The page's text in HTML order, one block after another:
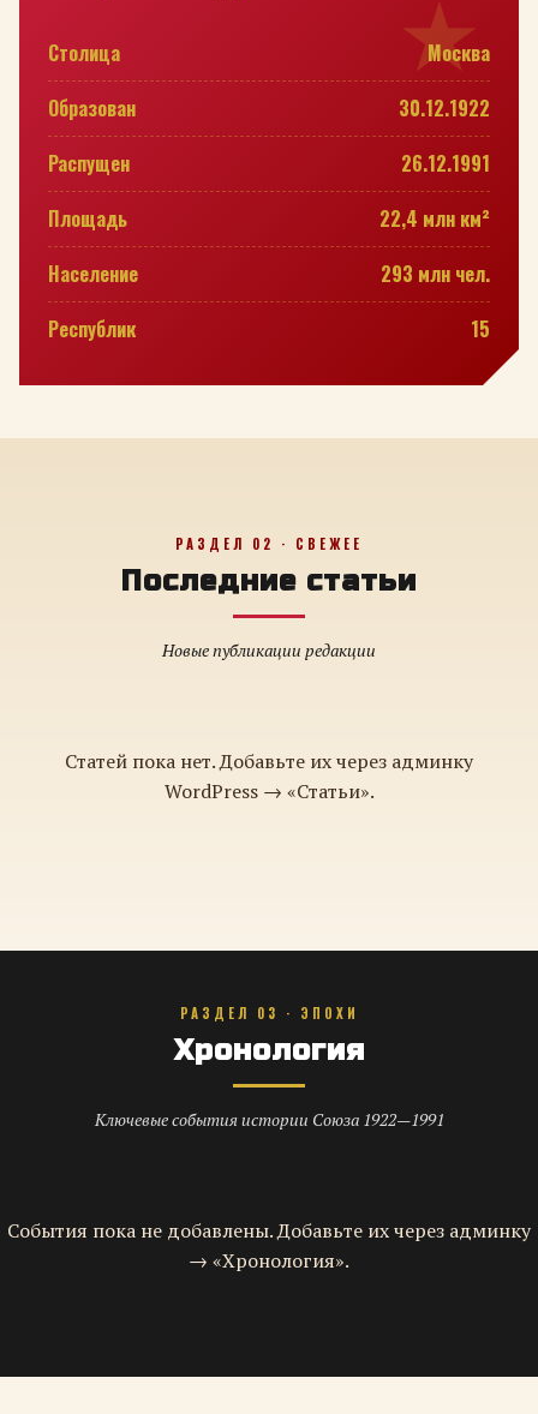
Столица
Москва
Образован
30.12.1922
Распущен
26.12.1991
Площадь
22,4 млн км²
Население
293 млн чел.
Республик
15
РАЗДЕЛ 02 · СВЕЖЕЕ
Последние статьи
Новые публикации редакции
Статей пока нет. Добавьте их через админку
WordPress → «Статьи».
РАЗДЕЛ 03 · ЭПОХИ
Хронология
Ключевые события истории Союза 1922—1991
События пока не добавлены. Добавьте их через админку
→ «Хронология».